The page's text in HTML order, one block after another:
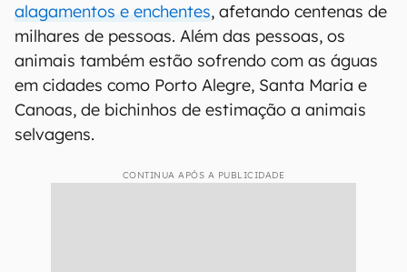
alagamentos e enchentes, afetando centenas de
milhares de pessoas. Além das pessoas, os
animais também estão sofrendo com as águas
em cidades como Porto Alegre, Santa Maria e
Canoas, de bichinhos de estimação a animais
selvagens.
CONTINUA APÓS A PUBLICIDADE